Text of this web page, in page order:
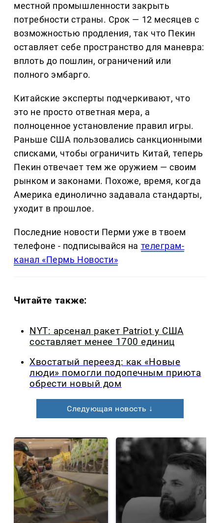
местной промышленности закрыть
потребности страны. Срок — 12 месяцев с
возможностью продления, так что Пекин
оставляет себе пространство для маневра:
вплоть до пошлин, ограничений или
полного эмбарго.
Китайские эксперты подчеркивают, что
это не просто ответная мера, а
полноценное установление правил игры.
Раньше США пользовались санкционными
списками, чтобы ограничить Китай, теперь
Пекин отвечает тем же оружием — своим
рынком и законами. Похоже, время, когда
Америка единолично задавала стандарты,
уходит в прошлое.
Последние новости Перми уже в твоем
телефоне - подписывайся на телеграм-
канал «Пермь Новости»
Читайте также:
NYT: арсенал ракет Patriot у США
составляет менее 1700 единиц
Хвостатый переезд: как «Новые
люди» помогли подопечным приюта
обрести новый дом
Следующая новость ↓